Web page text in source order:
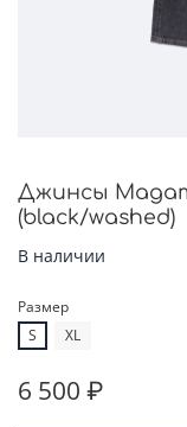
Джинсы
(black/washed)
В наличии
Размер
S
XL
6 500 ₽